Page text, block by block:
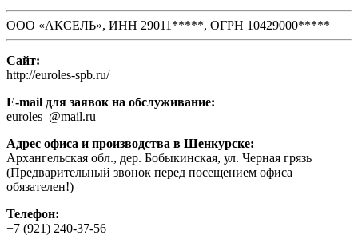
ООО «АКСЕЛЬ», ИНН 29011*****, ОГРН 10429000*****
Сайт:
http://euroles-spb.ru/
E-mail для заявок на обслуживание:
euroles_@mail.ru
Адрес офиса и производства в Шенкурске:
Архангельская обл., дер. Бобыкинская, ул. Черная грязь
(Предварительный звонок перед посещением офиса
обязателен!)
Телефон:
+7 (921) 240-37-56